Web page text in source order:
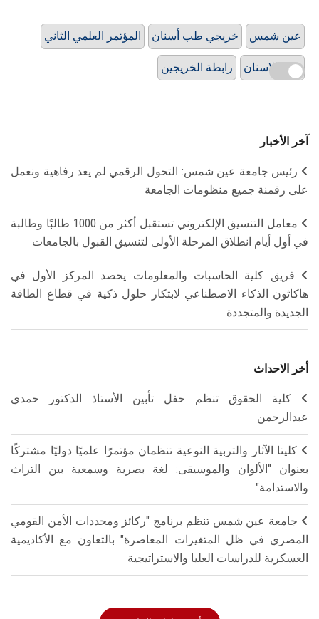
المؤتمر العلمي الثاني خريجي طب أسنان عين شمس
رابطة الخريجين طب الاسنان
آخر الأخبار
رئيس جامعة عين شمس: التحول الرقمي لم يعد رفاهية ونعمل
على رقمنة جميع منظومات الجامعة
معامل التنسيق الإلكتروني تستقبل أكثر من 1000 طالبًا وطالبة
في أول أيام انطلاق المرحلة الأولى لتنسيق القبول بالجامعات
فريق كلية الحاسبات والمعلومات يحصد المركز الأول في
هاكاثون الذكاء الاصطناعي لابتكار حلول ذكية في قطاع الطاقة
الجديدة والمتجددة
أخر الاحداث
كلية الحقوق تنظم حفل تأبين الأستاذ الدكتور حمدي
عبدالرحمن
كليتا الآثار والتربية النوعية تنظمان مؤتمرًا علميًا دوليًا مشتركًا
بعنوان "الألوان والموسيقى: لغة بصرية وسمعية بين التراث
والاستدامة"
جامعة عين شمس تنظم برنامج "ركائز ومحددات الأمن القومي
المصري في ظل المتغيرات المعاصرة" بالتعاون مع الأكاديمية
العسكرية للدراسات العليا والاستراتيجية